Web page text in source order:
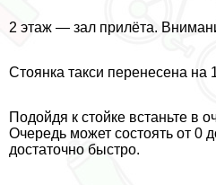
2 этаж — зал прилёта.
Стоянка такси перенесена на
Подойдя к стойке встаньте в
Очередь может состоять от 0
достаточно быстро.